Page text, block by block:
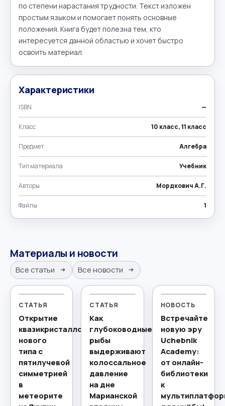
по степени нарастания трудности. Текст изложен
простым языком и помогает понять основные
положения. Книга будет полезна тем, кто
интересуется данной областью и хочет быстро
освоить материал.
Характеристики
ISBN —
Класс 10 класс, 11 класс
Предмет Алгебра
Тип материала Учебник
Авторы Мордкович А.Г.
Файлы 1
Материалы и новости
Все статьи Все новости
СТАТЬЯ
Открытие
квазикристаллов
нового
типа с
пятилучевой
симметрией
в
метеорите
СТАТЬЯ
Как
глубоководные
рыбы
выдерживают
колоссальное
давление
на дне
Марианской
НОВОСТЬ
Встречайте
новую эру
Uchebnik
Academy:
от онлайн-
библиотеки
к